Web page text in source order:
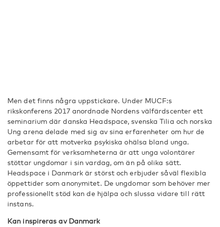
Men det finns några uppstickare. Under MUCF:s
rikskonferens 2017 anordnade Nordens välfärdscenter ett
seminarium där danska Headspace, svenska Tilia och norska
Ung arena delade med sig av sina erfarenheter om hur de
arbetar för att motverka psykiska ohälsa bland unga.
Gemensamt för verksamheterna är att unga volontärer
stöttar ungdomar i sin vardag, om än på olika sätt.
Headspace i Danmark är störst och erbjuder såväl flexibla
öppettider som anonymitet. De ungdomar som behöver mer
professionellt stöd kan de hjälpa och slussa vidare till rätt
instans.
Kan inspireras av Danmark